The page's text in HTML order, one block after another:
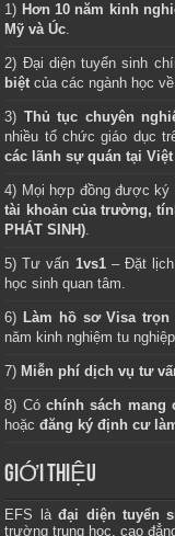
1) Hơn 10 năm kinh
Mỹ và Úc.
2) Đại diện tuyển sinh
biệt của các ngành học về
3) Thủ tục chuyên
nhiều tổ chức giáo dục
các lãnh sự quán tại Việt
4) Mọi hợp đồng được ký
tài khoản của trường,
PHÁT SINH).
5) Tư vấn 1vs1– Đặt lịch
học sinh quan tâm.
6) Làm hồ sơ Visa trọn
năm kinh nghiệm tu
7) Miễn phí dịch vụ tư
8) Cóchính sách mang
hoặcđăng ký định cư
GIỚI THIỆU
EFS làđại diện tuyển
trường trung học, cao